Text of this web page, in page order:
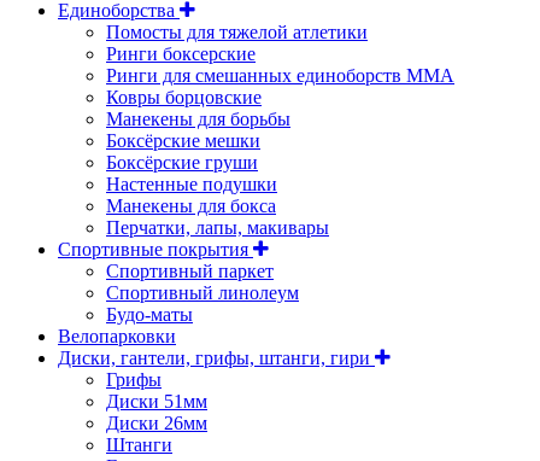
Единоборства
Помосты для тяжелой атлетики
Ринги боксерские
Ринги для смешанных единоборств ММА
Ковры борцовские
Манекены для борьбы
Боксёрские мешки
Боксёрские груши
Настенные подушки
Манекены для бокса
Перчатки, лапы, макивары
Спортивные покрытия
Спортивный паркет
Спортивный линолеум
Будо-маты
Велопарковки
Диски, гантели, грифы, штанги, гири
Грифы
Диски 51мм
Диски 26мм
Штанги